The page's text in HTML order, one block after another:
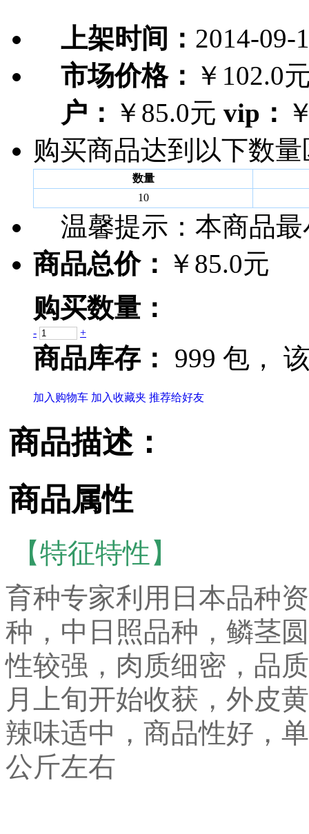
上架时间： 2014-09-
市场价格： ￥102.0
户： ￥85.0元 vip：
购买商品达到以下数
数量
10
温馨提示： 本商品
商品总价： ￥85.0元
购买数量：
- +
商品库存： 999 包，
加入购物车 加入收藏夹 推荐给好友
商品描述：
商品属性
【特征特性】
育种专家利用日本品种
种，中日照品种，鳞茎
性较强，肉质细密，品
月上旬开始收获，外皮
辣味适中，商品性好，
公斤左右